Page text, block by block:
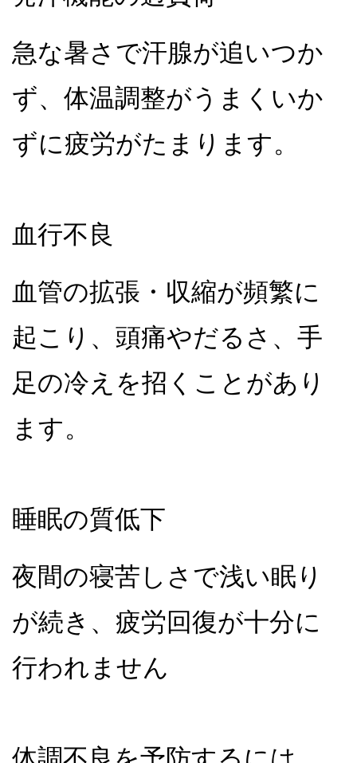
急な暑さで汗腺が追いつか
ず、体温調整がうまくいか
ずに疲労がたまります。
血行不良
血管の拡張・収縮が頻繁に
起こり、頭痛やだるさ、手
足の冷えを招くことがあり
ます。
睡眠の質低下
夜間の寝苦しさで浅い眠り
が続き、疲労回復が十分に
行われません